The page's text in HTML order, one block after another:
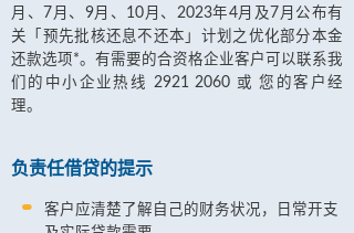
月、7月、9月、10月、2023年4月及7月公布有
关「预先批核还息不还本」计划之优化部分本金
还款选项*。有需要的合资格企业客户可以联系我
们的中小企业热线 2921 2060 或 您的客户经
理。
负责任借贷的提示
客户应清楚了解自己的财务状况，日常开支